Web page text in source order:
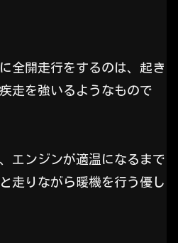
全開走行をするのは、起き
走を強いるようなもので
エンジンが適温になるまで
走りながら暖機を行う優し